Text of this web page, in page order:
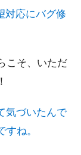
対応にバグ修
こそ、いただ
気づいたんで
ね。